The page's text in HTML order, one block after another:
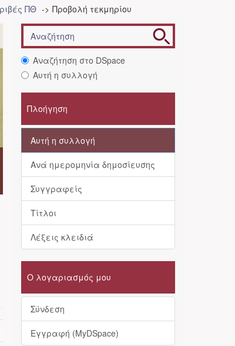
ΠΘ Προβολή τεκμηρίου
Αναζήτηση στο DSpace
Αυτή η συλλογή
Πλοήγηση
Αυτή η συλλογή
Ανά ημερομηνία δημοσίευσης
Συγγραφείς
Τίτλοι
Λέξεις κλειδιά
Ο λογαριασμός μου
Σύνδεση
Εγγραφή (MyDSpace)